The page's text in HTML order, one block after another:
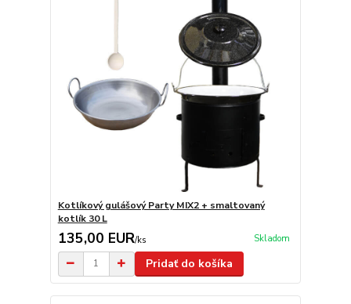
Kotlíkový gulášový Party MIX2 + smaltovaný
kotlík 30 L
135,00 EUR/ks Skladom
Pridať do košíka